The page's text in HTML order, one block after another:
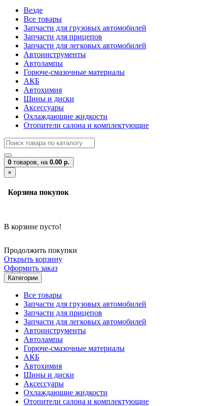
Везде
Все товары
Запчасти для грузовых автомобилей
Запчасти для прицепов
Запчасти для легковых автомобилей
Автоинструменты
Автолампы
Горюче-смазочные материалы
АКБ
Автохимия
Шины и диски
Аксессуары
Охлаждающие жидкости
Отопители салона и комплектующие
0 товаров, на 0.00 р.
×
Корзина покупок
В корзине пусто!
Продолжить покупки
Открыть корзину
Оформить заказ
Категории
Все товары
Запчасти для грузовых автомобилей
Запчасти для прицепов
Запчасти для легковых автомобилей
Автоинструменты
Автолампы
Горюче-смазочные материалы
АКБ
Автохимия
Шины и диски
Аксессуары
Охлаждающие жидкости
Отопители салона и комплектующие